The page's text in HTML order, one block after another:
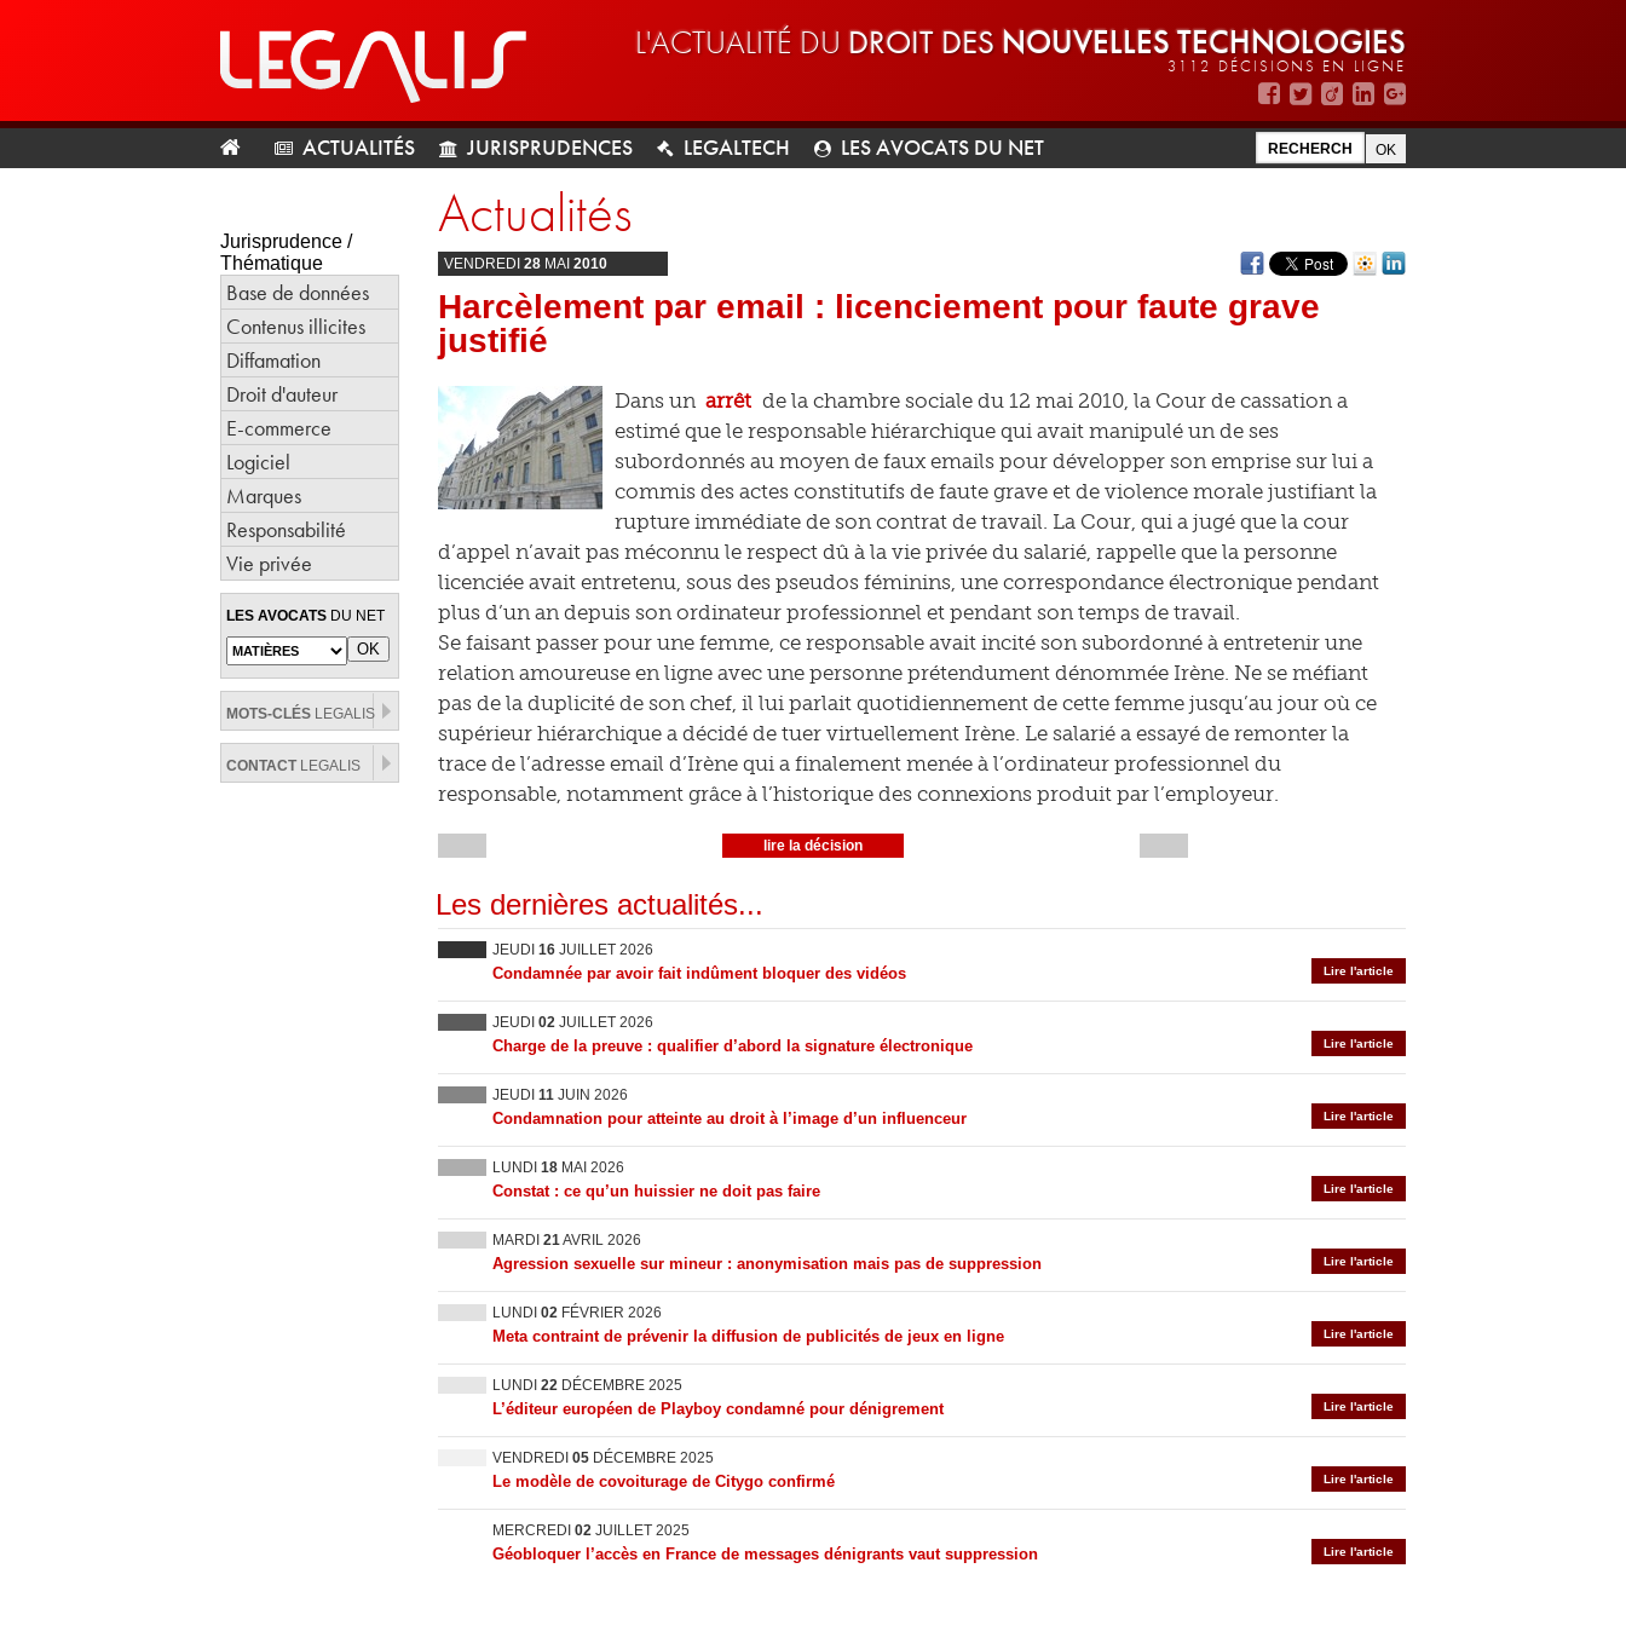
L'ACTUALITÉ DU DROIT DES NOUVELLES TECHNOLOGIES
3112 DÉCISIONS EN LIGNE
ACTUALITÉS JURISPRUDENCES LEGALTECH LES AVOCATS DU NET
Jurisprudence /
Thématique
Base de données
Contenus illicites
Diffamation
Droit d'auteur
E-commerce
Logiciel
Marques
Responsabilité
Vie privée
LES AVOCATS DU NET
MOTS-CLÉS LEGALIS
CONTACTLEGALIS
Actualités
VENDREDI 28 MAI 2010
Harcèlement par email : licenciement pour faute grave
justifié
Dans un arrêt de la chambre sociale du 12 mai 2010, la Cour de cassation a
estimé que le responsable hiérarchique qui avait manipulé un de ses
subordonnés au moyen de faux emails pour développer son emprise sur lui a
commis des actes constitutifs de faute grave et de violence morale justifiant la
rupture immédiate de son contrat de travail. La Cour, qui a jugé que la cour
d’appel n’avait pas méconnu le respect dû à la vie privée du salarié, rappelle que la personne
licenciée avait entretenu, sous des pseudos féminins, une correspondance électronique pendant
plus d’un an depuis son ordinateur professionnel et pendant son temps de travail.
Se faisant passer pour une femme, ce responsable avait incité son subordonné à entretenir une
relation amoureuse en ligne avec une personne prétendument dénommée Irène. Ne se méfiant
pas de la duplicité de son chef, il lui parlait quotidiennement de cette femme jusqu’au jour où ce
supérieur hiérarchique a décidé de tuer virtuellement Irène. Le salarié a essayé de remonter la
trace de l’adresse email d’Irène qui a finalement menée à l’ordinateur professionnel du
responsable, notamment grâce à l’historique des connexions produit par l’employeur.
lire la décision
Les dernières actualités...
JEUDI 16 JUILLET 2026
Lire l'article
Condamnée par avoir fait indûment bloquer des vidéos
JEUDI 02 JUILLET 2026
Lire l'article
Charge de la preuve : qualifier d’abord la signature électronique
JEUDI 11 JUIN 2026
Lire l'article
Condamnation pour atteinte au droit à l’image d’un influenceur
LUNDI 18 MAI 2026
Lire l'article
Constat : ce qu’un huissier ne doit pas faire
MARDI 21AVRIL 2026
Lire l'article
Agression sexuelle sur mineur : anonymisation mais pas de suppression
LUNDI 02 FÉVRIER 2026
Lire l'article
Meta contraint de prévenir la diffusion de publicités de jeux en ligne
LUNDI 22 DÉCEMBRE 2025
Lire l'article
L’éditeur européen de Playboy condamné pour dénigrement
VENDREDI 05 DÉCEMBRE 2025
Lire l'article
Le modèle de covoiturage de Citygo confirmé
MERCREDI 02 JUILLET 2025
Lire l'article
Géobloquer l’accès en France de messages dénigrants vaut suppression